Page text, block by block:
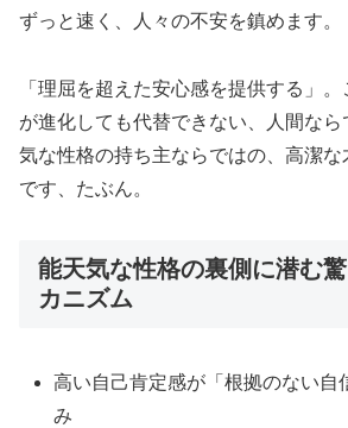
ずっと速く、人々の不安を鎮めます。
「理屈を超えた安心感を提供する」
が進化しても代替できない、人間な
気な性格の持ち主ならではの、高潔
です、たぶん。
能天気な性格の裏側に潜む
カニズム
高い自己肯定感が「根拠のない自
み